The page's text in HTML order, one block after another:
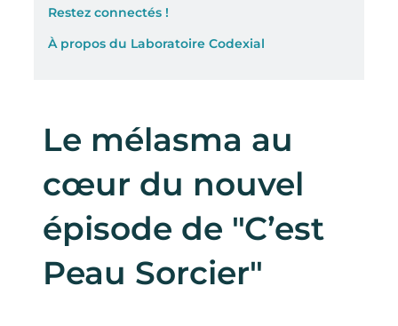
Restez connectés !
À propos du Laboratoire Codexial
Le mélasma au
cœur du nouvel
épisode de "C’est
Peau Sorcier"